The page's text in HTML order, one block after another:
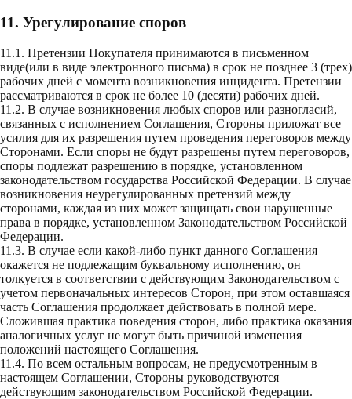
11. Урегулирование споров
11.1. Претензии Покупателя принимаются в письменном
виде(или в виде электронного письма) в срок не позднее 3 (трех)
рабочих дней с момента возникновения инцидента. Претензии
рассматриваются в срок не более 10 (десяти) рабочих дней.
11.2. В случае возникновения любых споров или разногласий,
связанных с исполнением Соглашения, Стороны приложат все
усилия для их разрешения путем проведения переговоров между
Сторонами. Если споры не будут разрешены путем переговоров,
споры подлежат разрешению в порядке, установленном
законодательством государства Российской Федерации. В случае
возникновения неурегулированных претензий между
сторонами, каждая из них может защищать свои нарушенные
права в порядке, установленном Законодательством Российской
Федерации.
11.3. В случае если какой-либо пункт данного Соглашения
окажется не подлежащим буквальному исполнению, он
толкуется в соответствии с действующим Законодательством с
учетом первоначальных интересов Сторон, при этом оставшаяся
часть Соглашения продолжает действовать в полной мере.
Сложившая практика поведения сторон, либо практика оказания
аналогичных услуг не могут быть причиной изменения
положений настоящего Соглашения.
11.4. По всем остальным вопросам, не предусмотренным в
настоящем Соглашении, Стороны руководствуются
действующим законодательством Российской Федерации.